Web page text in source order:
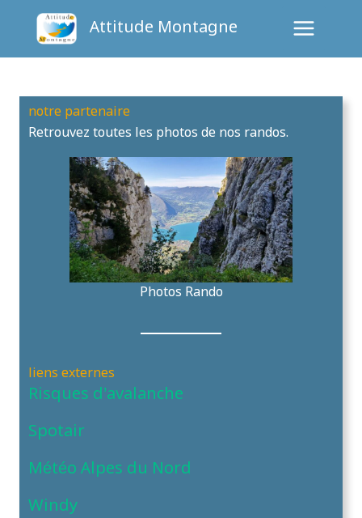
Attitude Montagne
notre partenaire
Retrouvez toutes les photos de nos randos.
Photos Rando
liens externes
Risques d’avalanche
Spotair
Météo Alpes du Nord
Windy